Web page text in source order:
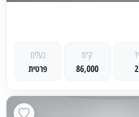
יד
2
ק״מ
86,000
בעלים
פרטית